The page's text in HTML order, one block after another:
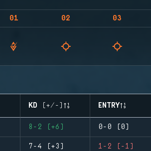
01 02 03
KD (+/-) ENTRY
8-2 (+6) 0-0 (0)
7-4 (+3) 1-2 (-1)